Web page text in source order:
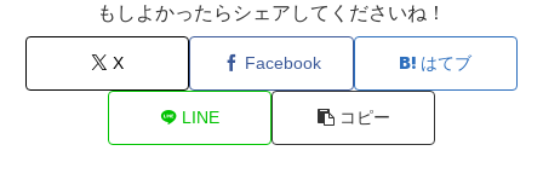
もしよかったらシェアしてくださいね！
X Facebook はてブ
LINE コピー